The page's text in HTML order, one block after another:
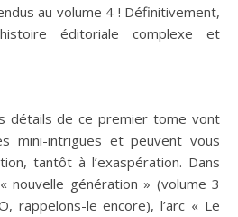
au volume 4 ! Définitivement,
éditoriale complexe et
détails de ce premier tome vont
mini-intrigues et peuvent vous
tantôt à l’exaspération. Dans
nouvelle génération » (volume 3
rappelons-le encore), l’arc « Le